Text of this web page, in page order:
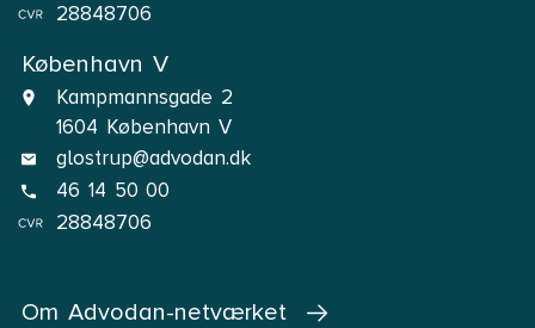
28848706
København V
Kampmannsgade 2
1604 København V
glostrup@advodan.dk
46 14 50 00
28848706
Om Advodan-netværket